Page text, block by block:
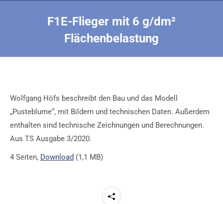
F1E-Flieger mit 6 g/dm²
Flächenbelastung
Wolfgang Höfs beschreibt den Bau und das Modell
„Pusteblume“, mit Bildern und technischen Daten. Außerdem
enthalten sind technische Zeichnungen und Berechnungen.
Aus TS Ausgabe 3/2020.
4 Seiten, Download (1,1 MB)